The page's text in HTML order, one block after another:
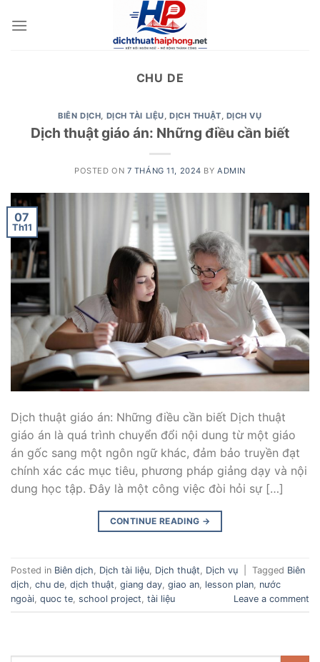
CHU DE
BIÊN DỊCH, DỊCH TÀI LIỆU, DỊCH THUẬT, DỊCH VỤ
Dịch thuật giáo án: Những điều cần biết
POSTED ON 7 THÁNG 11, 2024 BY ADMIN
07
Th11
Dịch thuật giáo án: Những điều cần biết Dịch thuật
giáo án là quá trình chuyển đổi nội dung từ một giáo
án gốc sang một ngôn ngữ khác, đảm bảo truyền đạt
chính xác các mục tiêu, phương pháp giảng dạy và nội
dung học tập. Đây là một công việc đòi hỏi sự […]
CONTINUE READING →
Posted in Biên dịch Dịch tài liệu Dịch thuật Dịch vụ Tagged Biên
dịch chu de dịch thuật giang day giao an lesson plan nước
ngoài quoc te school project tài liệu Leave a comment